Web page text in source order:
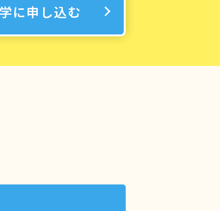
に申し込む